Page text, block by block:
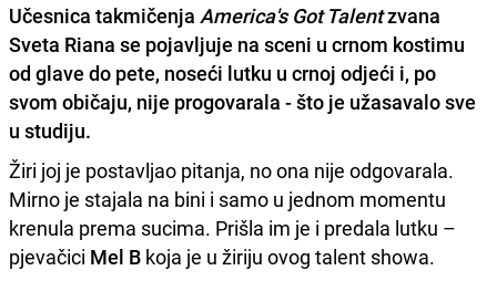
Učesnica takmičenja America's Got Talentzvana
Sveta Riana se pojavljuje na sceni u crnom kostimu
od glave do pete, noseći lutku u crnoj odjeći i, po
svom običaju, nije progovarala - što je užasavalo sve
u studiju.
Žiri joj je postavljao pitanja, no ona nije odgovarala.
Mirno je stajala na bini i samo u jednom momentu
krenula prema sucima. Prišla im je i predala lutku –
pjevačici Mel B koja je u žiriju ovog talent showa.